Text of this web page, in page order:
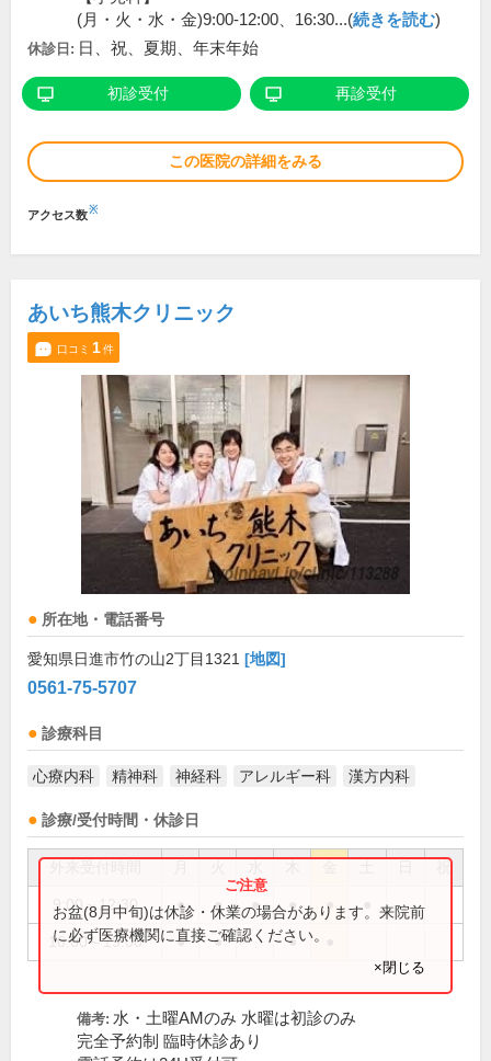
(月・火・水・金)9:00-12:00、16:30...(続きを読む)
休診日: 日、祝、夏期、年末年始
初診受付 再診受付
この医院の詳細をみる
アクセス数※
あいち熊木クリニック
口コミ 1件
所在地・電話番号
愛知県日進市竹の山2丁目1321 [地図]
0561-75-5707
診療科目
心療内科 精神科 神経科 アレルギー科 漢方内科
診療/受付時間・休診日
祝
9:00～12:30 ● ● ● ● ●
16:00～19:00 ● ● ●
お盆(8月中旬)は休診・休業の場合があります。来院前
に必ず医療機関に直接ご確認ください。
×閉じる
備考: 水・土曜AMのみ 水曜は初診のみ
完全予約制 臨時休診あり